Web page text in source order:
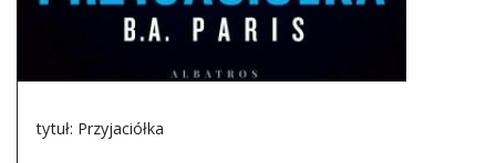
tytuł: Przyjaciółka